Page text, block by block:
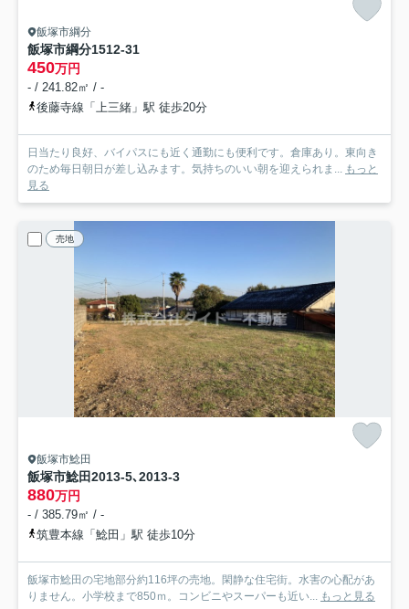
飯塚市綱分
飯塚市綱分1512-31
450万円
- / 241.82㎡ / -
後藤寺線「上三緒」駅 徒歩20分
日当たり良好、バイパスにも近く通勤にも便利です。倉庫あり。東向き
のため毎日朝日が差し込みます。気持ちのいい朝を迎えられま...
もっと
見る
売地
飯塚市鯰田
飯塚市鯰田2013-5､2013-3
880万円
- / 385.79㎡ / -
筑豊本線「鯰田」駅 徒歩10分
飯塚市鯰田の宅地部分約116坪の売地。閑静な住宅街。水害の心配があ
りません。小学校まで850ｍ。コンビニやスーパーも近い...
もっと見る